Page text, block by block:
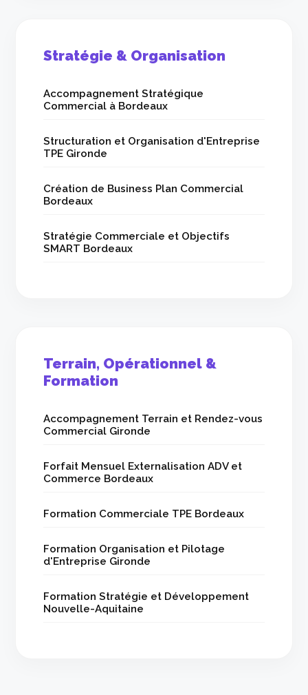
Stratégie & Organisation
Accompagnement Stratégique
Commercial à Bordeaux
Structuration et Organisation d'Entreprise
TPE Gironde
Création de Business Plan Commercial
Bordeaux
Stratégie Commerciale et Objectifs
SMART Bordeaux
Terrain, Opérationnel &
Formation
Accompagnement Terrain et Rendez-vous
Commercial Gironde
Forfait Mensuel Externalisation ADV et
Commerce Bordeaux
Formation Commerciale TPE Bordeaux
Formation Organisation et Pilotage
d'Entreprise Gironde
Formation Stratégie et Développement
Nouvelle-Aquitaine